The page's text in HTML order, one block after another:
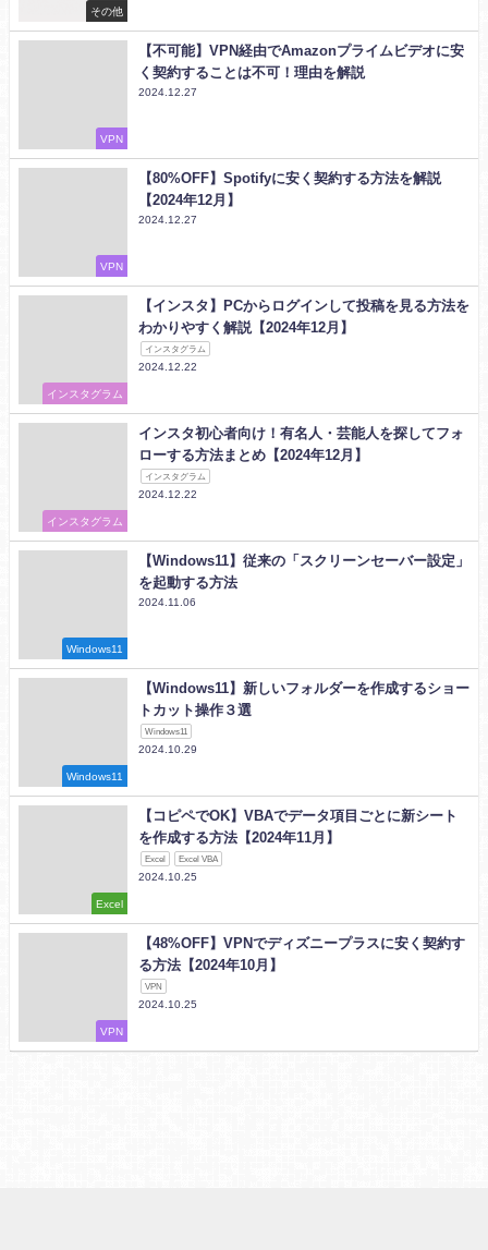
その他
VPN
【不可能】VPN経由でAmazonプライムビデオに安
く契約することは不可！理由を解説
2024.12.27
VPN
【80%OFF】Spotifyに安く契約する方法を解説
【2024年12月】
2024.12.27
インスタグラム
【インスタ】PCからログインして投稿を見る方法を
わかりやすく解説【2024年12月】
インスタグラム
2024.12.22
インスタグラム
インスタ初心者向け！有名人・芸能人を探してフォ
ローする方法まとめ【2024年12月】
インスタグラム
2024.12.22
Windows11
【Windows11】従来の「スクリーンセーバー設定」
を起動する方法
2024.11.06
Windows11
【Windows11】新しいフォルダーを作成するショー
トカット操作３選
Windows11
2024.10.29
Excel
【コピペでOK】VBAでデータ項目ごとに新シート
を作成する方法【2024年11月】
Excel Excel VBA
2024.10.25
VPN
【48%OFF】VPNでディズニープラスに安く契約す
る方法【2024年10月】
VPN
2024.10.25